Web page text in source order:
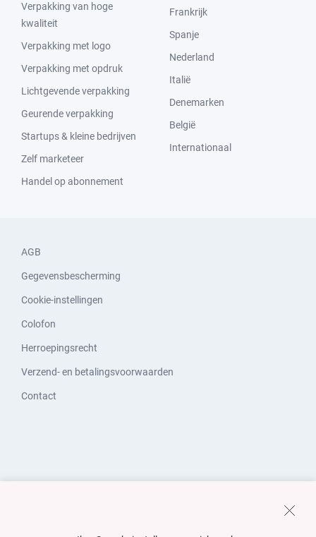
Verpakking van hoge
kwaliteit
Verpakking met logo
Verpakking met opdruk
Lichtgevende verpakking
Geurende verpakking
Startups & kleine bedrijven
Zelf marketeer
Handel op abonnement
Frankrijk
Spanje
Nederland
Italië
Denemarken
België
Internationaal
AGB
Gegevensbescherming
Cookie-instellingen
Colofon
Herroepingsrecht
Verzend- en betalingsvoorwaarden
Contact